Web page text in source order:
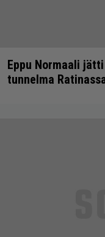
Eppu Normaali
tunnelma